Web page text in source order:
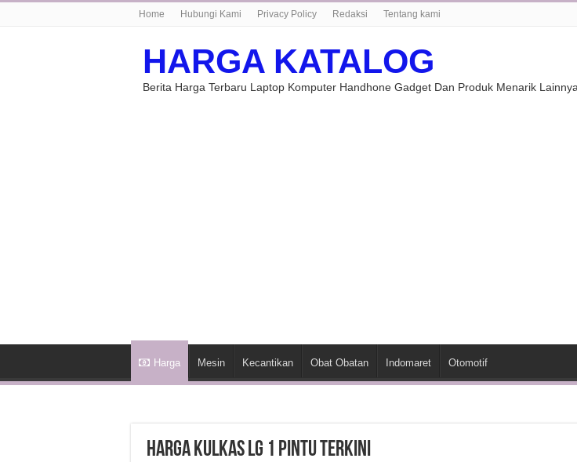
Home Hubungi Kami Privacy Policy Redaksi Tentang kami
HARGA KATALOG
Berita Harga Terbaru Laptop Komputer Handhone Gadget Dan Produk Menarik Lainnya
Harga Mesin Kecantikan Obat Obatan Indomaret Otomotif
Harga Kulkas LG 1 Pintu Terkini